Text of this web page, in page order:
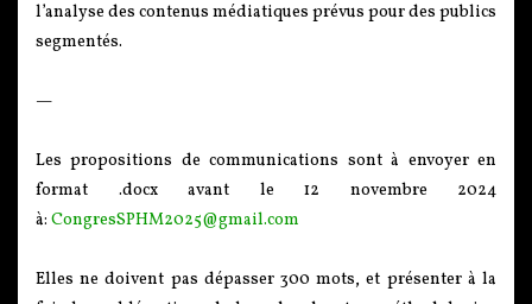
l’analyse des contenus médiatiques prévus pour des publics
segmentés.
—
Les propositions de communications sont à envoyer en
format .docx avant le 12 novembre 2024
à: CongresSPHM2025@gmail.com
Elles ne doivent pas dépasser 300 mots, et présenter à la